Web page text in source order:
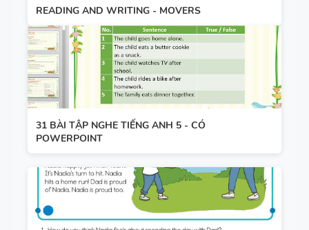
READING AND WRITING - MOVERS
31 BÀI TẬP NGHE TIẾNG ANH 5 - CÓ
POWERPOINT